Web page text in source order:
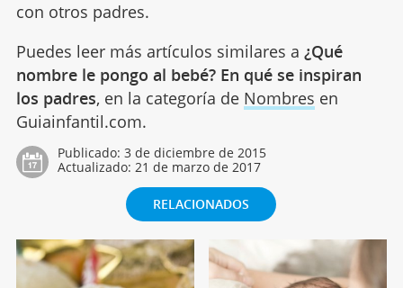
con otros padres.
Puedes leer más artículos similares a ¿Qué
nombre le pongo al bebé? En qué se inspiran
los padres, en la categoría de Nombres en
Guiainfantil.com.
Publicado: 3 de diciembre de 2015
Actualizado: 21 de marzo de 2017
RELACIONADOS